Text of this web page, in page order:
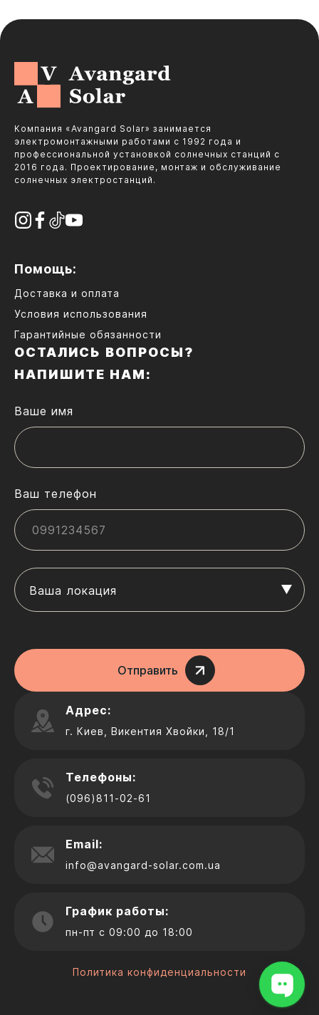
Компания «Avangard Solar» занимается
электромонтажными работами с 1992 года и
профессиональной установкой солнечных станций с
2016 года. Проектирование, монтаж и обслуживание
солнечных электростанций.
Помощь:
Доставка и оплата
Условия использования
Гарантийные обязанности
ОСТАЛИСЬ ВОПРОСЫ?
НАПИШИТЕ НАМ:
Ваше имя
Ваш телефон
Ваша локация
Отправить
Адрес:
г. Киев, Викентия Хвойки, 18/1
Телефоны:
(096)811-02-61
Email:
info@avangard-solar.com.ua
График работы:
пн-пт с 09:00 до 18:00
Политика конфиденциальности